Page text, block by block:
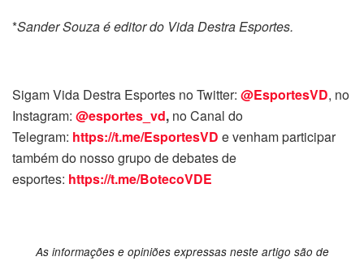
*Sander Souza é editor do Vida Destra Esportes.
Sigam Vida Destra Esportes no Twitter: @EsportesVD, no
Instagram: @esportes_vd, no Canal do
Telegram: https://t.me/EsportesVD e venham participar
também do nosso grupo de debates de
esportes: https://t.me/BotecoVDE
As informações e opiniões expressas neste artigo são de